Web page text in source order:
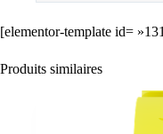
[elementor-template id=
Produits similaires